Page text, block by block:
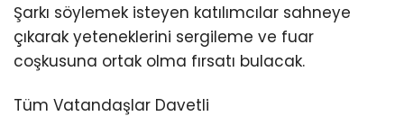
Şarkı söylemek isteyen katılımcılar sahneye
çıkarak yeteneklerini sergileme ve fuar
coşkusuna ortak olma fırsatı bulacak.
Tüm Vatandaşlar Davetli